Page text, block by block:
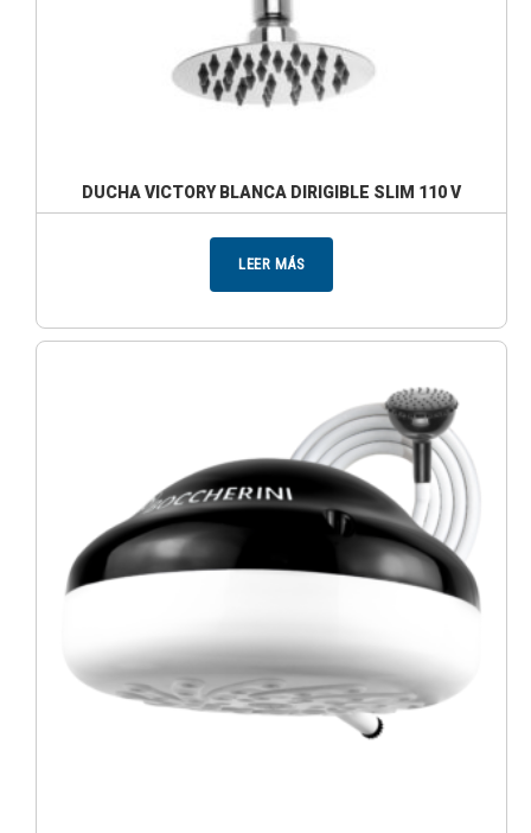
DUCHA VICTORY BLANCA DIRIGIBLE SLIM 110 V
LEER MÁS